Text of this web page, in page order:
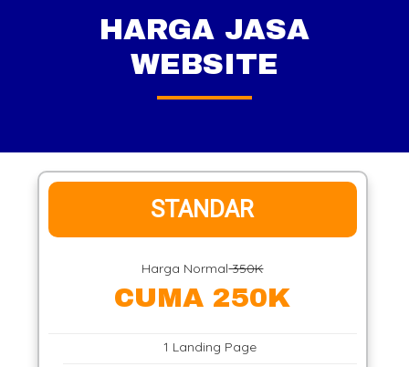
HARGA JASA
WEBSITE
STANDAR
Harga Normal350K
CUMA 250K
1 Landing Page